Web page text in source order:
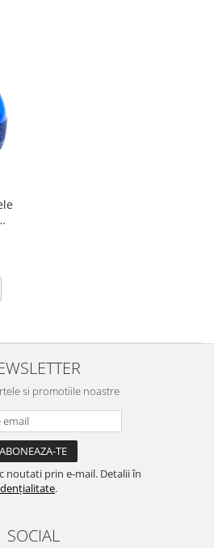
si promotiile noastre
noutati prin e-mail. Detalii în
.
SOCIAL